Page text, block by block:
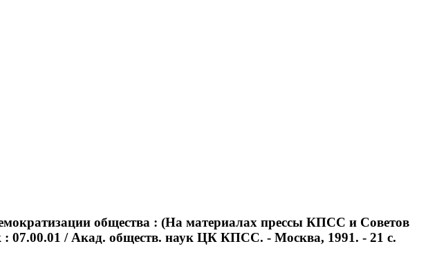
общества : (На материалах прессы КПСС и Советов
: 07.00.01 / Акад. обществ. наук ЦК КПСС. - Москва, 1991. - 21 с.